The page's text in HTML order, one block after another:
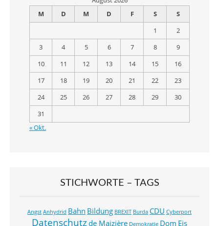
M
D M D F S
S
1
2
3
4 5 6 7 8
9
10
11 12 13 14 15
16
17
18 19 20 21 22
23
24
25 26 27 28 29
30
31
« Okt.
STICHWORTE – TAGS
Angst Anhydrid Bahn Bildung BREXIT Burda CDU Cyberport
Datenschutzde Maizière Demokratie Dom Eis